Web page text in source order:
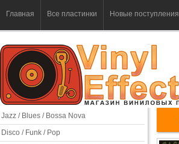
Главная Все пластинки Новые поступления
Jazz / Blues / Bossa Nova
Disco / Funk / Pop